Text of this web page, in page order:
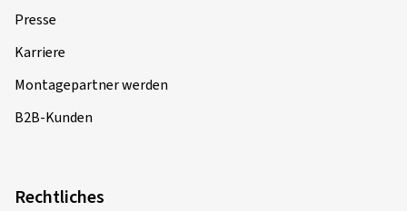
Presse
Karriere
Montagepartner werden
B2B-Kunden
Rechtliches